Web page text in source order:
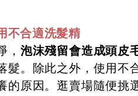
不合適洗髮精
， 泡沫殘留會造成頭皮
髮。除此之外，使用不
的原因。逛賣場隨便挑